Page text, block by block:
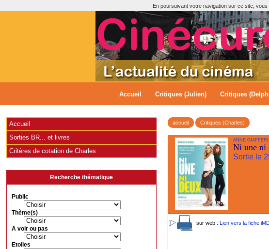
En poursuivant votre navigation sur ce site,
Accueil Critiques (Julien) Critiques
accueil Critiques (Charles)
ANNE GIAFFERI
Ni une ni
Sortie le
sur web : Lien vers la fiche
Accueil
Sorties BR... et livres
Critères de cotation de Charles
Recherche thématique
Public
Thème(s)
A voir ou pas
Etoiles